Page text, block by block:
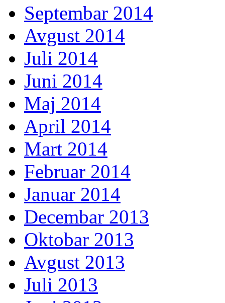
Septembar 2014
Avgust 2014
Juli 2014
Juni 2014
Maj 2014
April 2014
Mart 2014
Februar 2014
Januar 2014
Decembar 2013
Oktobar 2013
Avgust 2013
Juli 2013